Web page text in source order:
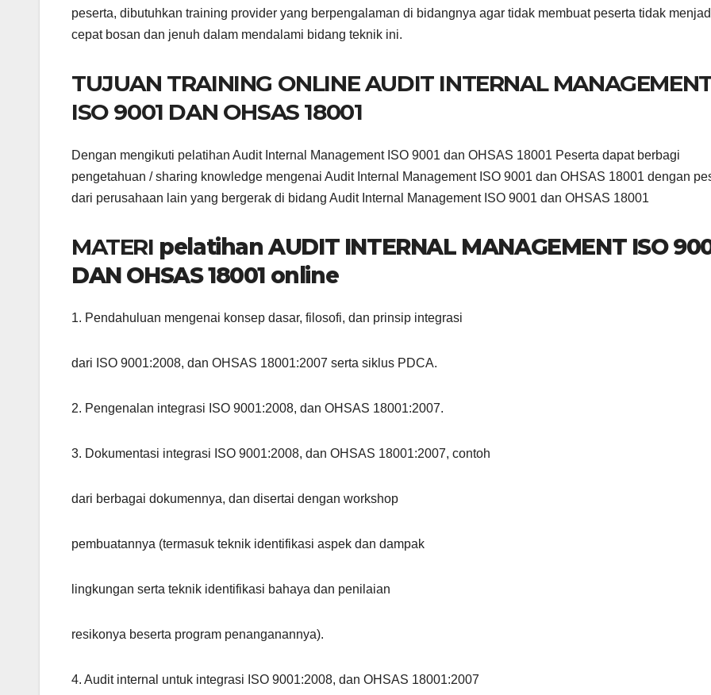
peserta, dibutuhkan training provider yang berpengalaman di bidangnya agar tidak membuat peserta tidak
cepat bosan dan jenuh dalam mendalami bidang teknik ini.
TUJUAN TRAINING ONLINE AUDIT INTERNAL
ISO 9001 DAN OHSAS 18001
Dengan mengikuti pelatihan Audit Internal Management ISO 9001 dan OHSAS 18001 Peserta dapat berbagi
pengetahuan / sharing knowledge mengenai Audit Internal Management ISO 9001 dan OHSAS 18001 dengan
dari perusahaan lain yang bergerak di bidang Audit Internal Management ISO 9001 dan OHSAS 18001
MATERI pelatihan AUDIT INTERNAL MANAGEMENT ISO
DAN OHSAS 18001 online
1. Pendahuluan mengenai konsep dasar, filosofi, dan prinsip integrasi
dari ISO 9001:2008, dan OHSAS 18001:2007 serta siklus PDCA.
2. Pengenalan integrasi ISO 9001:2008, dan OHSAS 18001:2007.
3. Dokumentasi integrasi ISO 9001:2008, dan OHSAS 18001:2007, contoh
dari berbagai dokumennya, dan disertai dengan workshop
pembuatannya (termasuk teknik identifikasi aspek dan dampak
lingkungan serta teknik identifikasi bahaya dan penilaian
resikonya beserta program penanganannya).
4. Audit internal untuk integrasi ISO 9001:2008, dan OHSAS 18001:2007